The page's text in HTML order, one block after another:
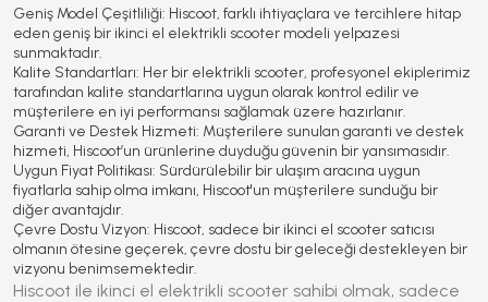
Geniş Model Çeşitliliği: Hiscoot, farklı ihtiyaçlara ve tercihlere hitap
eden geniş bir ikinci el elektrikli scooter modeli yelpazesi
sunmaktadır.
Kalite Standartları: Her bir elektrikli scooter, profesyonel ekiplerimiz
tarafından kalite standartlarına uygun olarak kontrol edilir ve
müşterilere en iyi performansı sağlamak üzere hazırlanır.
Garanti ve Destek Hizmeti: Müşterilere sunulan garanti ve destek
hizmeti, Hiscoot’un ürünlerine duyduğu güvenin bir yansımasıdır.
Uygun Fiyat Politikası: Sürdürülebilir bir ulaşım aracına uygun
fiyatlarla sahip olma imkanı, Hiscoot'un müşterilere sunduğu bir
diğer avantajdır.
Çevre Dostu Vizyon: Hiscoot, sadece bir ikinci el scooter satıcısı
olmanın ötesine geçerek, çevre dostu bir geleceği destekleyen bir
vizyonu benimsemektedir.
Hiscoot ile ikinci el elektrikli scooter sahibi olmak, sadece